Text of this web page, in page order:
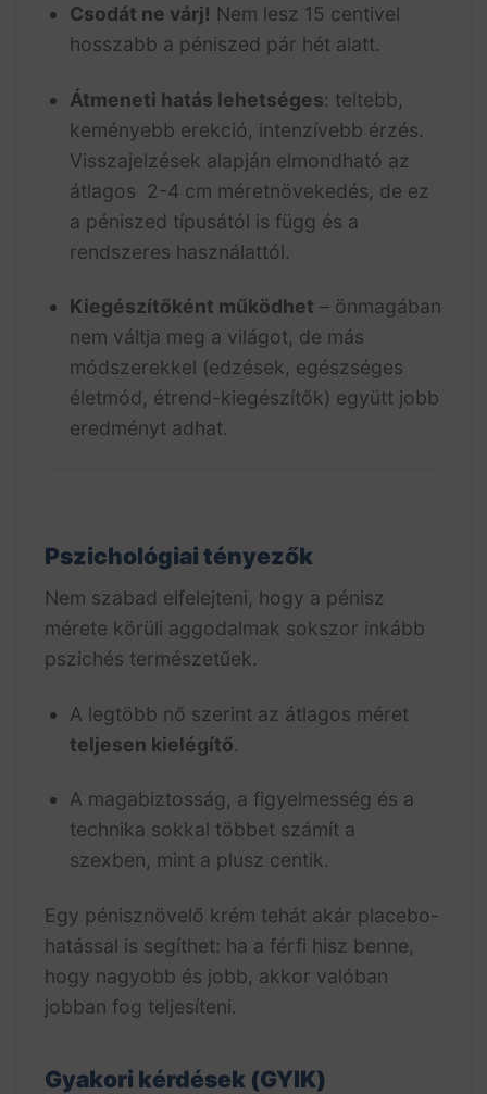
Csodát ne várj! Nem lesz 15 centivel
hosszabb a péniszed pár hét alatt.
Átmeneti hatás lehetséges: teltebb,
keményebb erekció, intenzívebb érzés.
Visszajelzések alapján elmondható az
átlagos 2-4 cm méretnövekedés, de ez
a péniszed típusától is függ és a
rendszeres használattól.
Kiegészítőként működhet – önmagában
nem váltja meg a világot, de más
módszerekkel (edzések, egészséges
életmód, étrend-kiegészítők) együtt jobb
eredményt adhat.
Pszichológiai tényezők
Nem szabad elfelejteni, hogy a pénisz
mérete körüli aggodalmak sokszor inkább
pszichés természetűek.
A legtöbb nő szerint az átlagos méret
teljesen kielégítő.
A magabiztosság, a figyelmesség és a
technika sokkal többet számít a
szexben, mint a plusz centik.
Egy pénisznövelő krém tehát akár placebo-
hatással is segíthet: ha a férfi hisz benne,
hogy nagyobb és jobb, akkor valóban
jobban fog teljesíteni.
Gyakori kérdések (GYIK)